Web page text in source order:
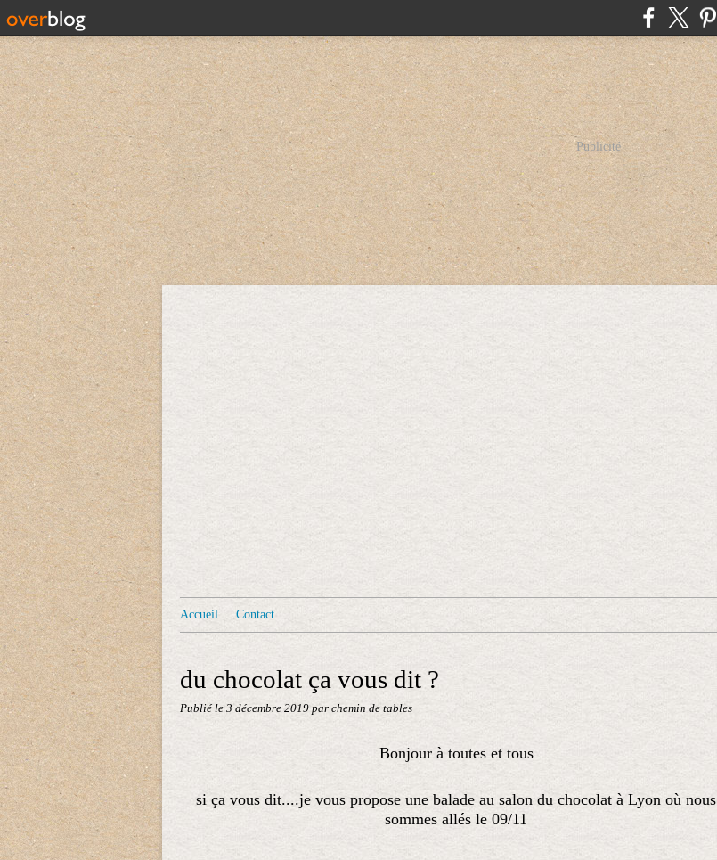
Publicité
Accueil Contact
du chocolat ça vous dit ?
Publié le 3 décembre 2019 par chemin de tables
Bonjour à toutes et tous
si ça vous dit....je vous propose une balade au salon du chocolat à Lyon où nous
sommes allés le 09/11